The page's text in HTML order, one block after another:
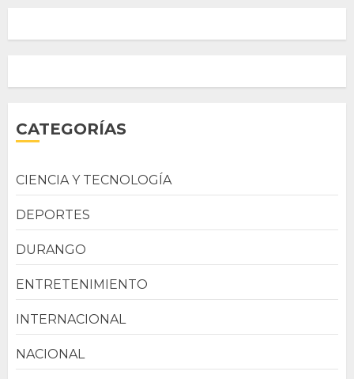
CATEGORÍAS
CIENCIA Y TECNOLOGÍA
DEPORTES
DURANGO
ENTRETENIMIENTO
INTERNACIONAL
NACIONAL